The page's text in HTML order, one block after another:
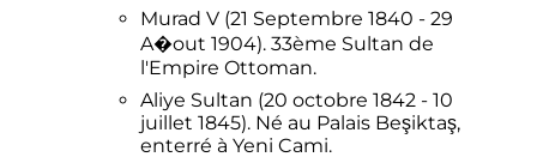
Murad V (21 Septembre 1840 - 29
A�out 1904). 33ème Sultan de
l'Empire Ottoman.
Aliye Sultan (20 octobre 1842 - 10
juillet 1845). Né au Palais Beşiktaş,
enterré à Yeni Cami.